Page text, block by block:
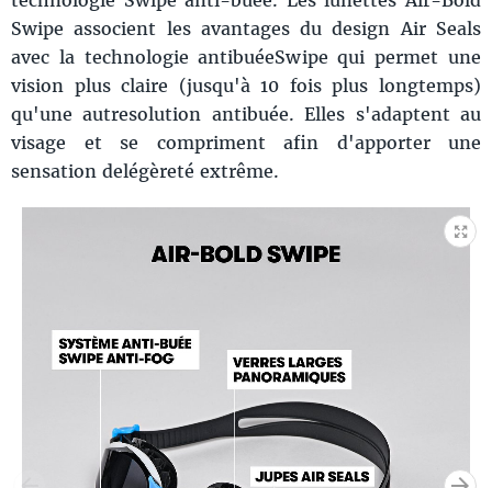
Swipe associent les avantages du design Air Seals
avec la technologie antibuéeSwipe qui permet une
vision plus claire (jusqu'à 10 fois plus longtemps)
qu'une autresolution antibuée. Elles s'adaptent au
visage et se compriment afin d'apporter une
sensation delégèreté extrême.